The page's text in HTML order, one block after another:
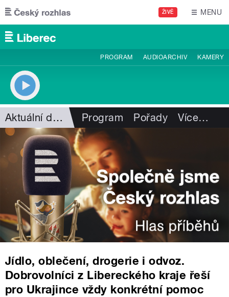
Přejít k hlavnímu obsahu
ŽIVĚ MENU
PROGRAM AUDIOARCHIV KAMERY
Aktuální dění Program Pořady Více…
Jídlo, oblečení, drogerie i odvoz.
Dobrovolníci z Libereckého kraje řeší
pro Ukrajince vždy konkrétní pomoc